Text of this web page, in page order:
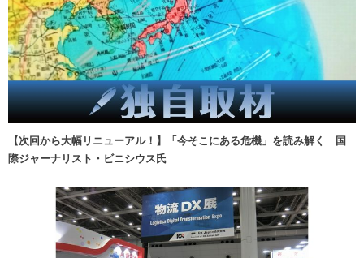
【次回から大幅リニューアル！】「今そこにある危機」を読み解く 国
際ジャーナリスト・ビニシウス氏